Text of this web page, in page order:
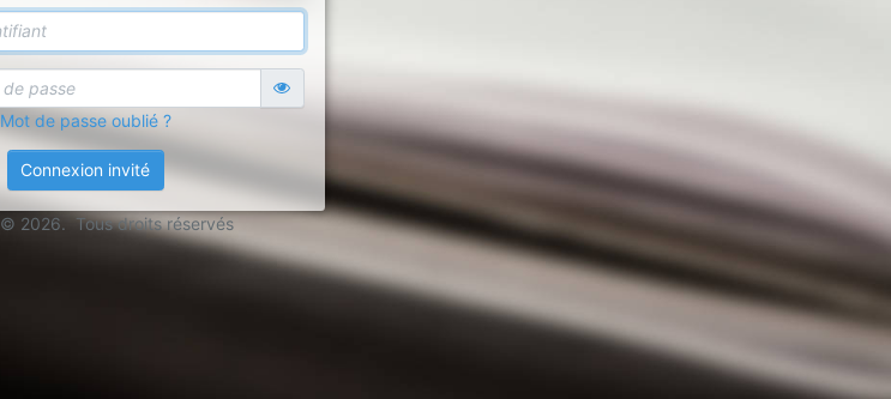
Mot de passe oublié ?
Connexion invité
© 2026. Tous droits réservés